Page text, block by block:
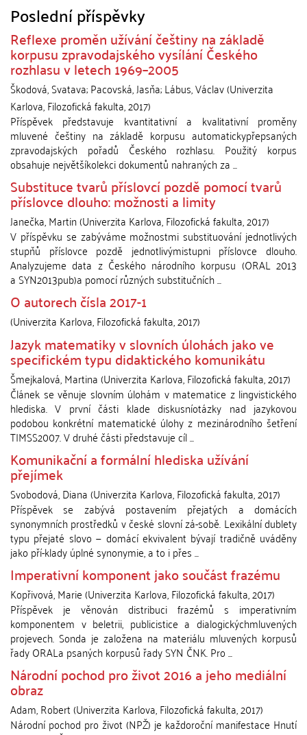
Poslední příspěvky
Reflexe proměn užívání češtiny na základě
korpusu zpravodajského vysílání Českého
rozhlasu v letech 1969–2005
Škodová, Svatava;Pacovská, Jasňa;Lábus, Václav(Univerzita
Karlova, Filozofická fakulta,2017)
Příspěvek představuje kvantitativní a kvalitativní proměny
mluvené češtiny na základě korpusu automatickypřepsaných
zpravodajských pořadů Českého rozhlasu. Použitý korpus
obsahuje největšíkolekci dokumentů nahraných za ...
Substituce tvarů příslovcí pozdě pomocí tvarů
příslovce dlouho: možnosti a limity
Janečka, Martin(Univerzita Karlova, Filozofická fakulta,2017)
V příspěvku se zabýváme možnostmi substituování jednotlivých
stupňů příslovce pozdě jednotlivýmistupni příslovce dlouho.
Analyzujeme data z Českého národního korpusu (ORAL 2013
a SYN2013pub)a pomocí různých substitučních ...
O autorech čísla 2017-1
(Univerzita Karlova, Filozofická fakulta,2017)
Jazyk matematiky v slovních úlohách jako ve
specifickém typu didaktického komunikátu
Šmejkalová, Martina(Univerzita Karlova, Filozofická fakulta,2017)
Článek se věnuje slovním úlohám v matematice z lingvistického
hlediska. V první části klade diskusníotázky nad jazykovou
podobou konkrétní matematické úlohy z mezinárodního šetření
TIMSS2007. V druhé části představuje cíl ...
Komunikační a formální hlediska užívání
přejímek
Svobodová, Diana(Univerzita Karlova, Filozofická fakulta,2017)
Příspěvek se zabývá postavením přejatých a domácích
synonymních prostředků v české slovní zá-sobě. Lexikální dublety
typu přejaté slovo — domácí ekvivalent bývají tradičně uváděny
jako pří-klady úplné synonymie, a to i přes ...
Imperativní komponent jako součást frazému
Kopřivová, Marie(Univerzita Karlova, Filozofická fakulta,2017)
Příspěvek je věnován distribuci frazémů s imperativním
komponentem v beletrii, publicistice a dialogickýchmluvených
projevech. Sonda je založena na materiálu mluvených korpusů
řady ORALa psaných korpusů řady SYN ČNK. Pro ...
Národní pochod pro život 2016 a jeho mediální
obraz
Adam, Robert(Univerzita Karlova, Filozofická fakulta,2017)
Národní pochod pro život (NPŽ) je každoroční manifestace Hnutí